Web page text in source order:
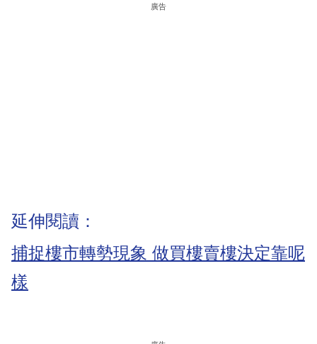
廣告
延伸閱讀：
捕捉樓市轉勢現象 做買樓賣樓決定靠呢
樣